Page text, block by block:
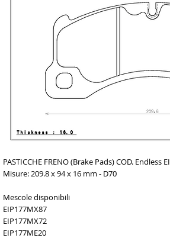
PASTICCHE FRENO (Brake Pads) COD. Endless
Misure: 209.8 x 94 x 16 mm - D70
Mescole disponibili
EIP177MX87
EIP177MX72
EIP177ME20